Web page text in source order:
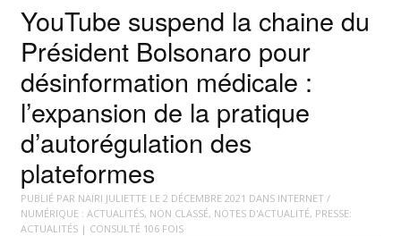
YouTube suspend la chaine du
Président Bolsonaro pour
désinformation médicale :
l’expansion de la pratique
d’autorégulation des
plateformes
PUBLIÉ PAR NAÏRI JULIETTE LE 2 DÉCEMBRE 2021 DANS INTERNET /
NUMÉRIQUE : ACTUALITÉS, NON CLASSÉ, NOTES D'ACTUALITÉ, PRESSE:
ACTUALITÉS| CONSULTÉ 106 FOIS